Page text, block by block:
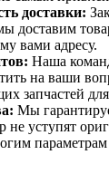
доставки:
доставим
вами адресу.
Наша
на ваши
запчастей
Мы
не уступят